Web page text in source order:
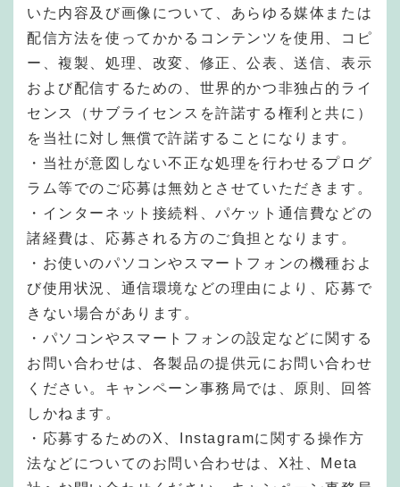
いた内容及び画像について、あらゆる媒体または
配信方法を使ってかかるコンテンツを使用、コピ
ー、複製、処理、改変、修正、公表、送信、表示
および配信するための、世界的かつ非独占的ライ
センス（サブライセンスを許諾する権利と共に）
を当社に対し無償で許諾することになります。
・当社が意図しない不正な処理を行わせるプログ
ラム等でのご応募は無効とさせていただきます。
・インターネット接続料、パケット通信費などの
諸経費は、応募される方のご負担となります。
・お使いのパソコンやスマートフォンの機種およ
び使用状況、通信環境などの理由により、応募で
きない場合があります。
・パソコンやスマートフォンの設定などに関する
お問い合わせは、各製品の提供元にお問い合わせ
ください。キャンペーン事務局では、原則、回答
しかねます。
・応募するためのX、Instagramに関する操作方
法などについてのお問い合わせは、X社、Meta